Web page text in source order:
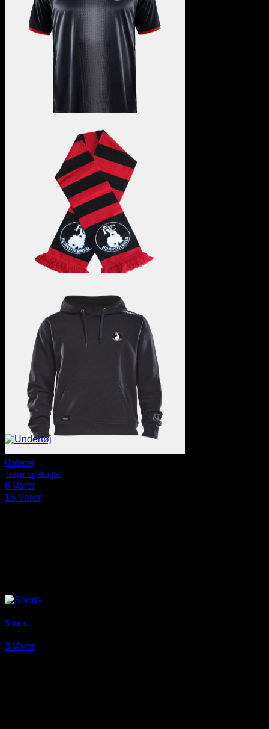
13 Varer
Trøjer og dragter
15 Varer
Undertøj
6 Varer
Shorts
3 Varer